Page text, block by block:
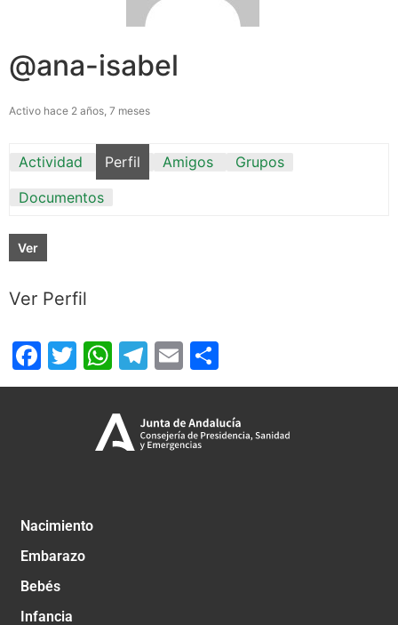
@ana-isabel
Activo hace 2 años, 7 meses
Actividad Perfil Amigos
Grupos
Documentos
Ver
Ver Perfil
Facebook
Twitter
WhatsApp
Telegram
Email
Nacimiento
Embarazo
Bebés
Infancia